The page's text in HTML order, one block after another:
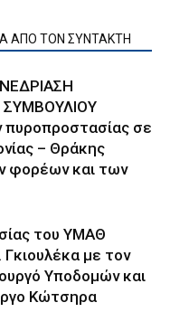
ΑΠΟ ΤΟΝ ΣΥΝΤΑΚΤΗ
ΣΥΜΒΟΥΛΙΟΥ
σε
– Θράκης
φορέων και των
του ΥΜΑΘ
με τον
Υποδομών και
Κώτσηρα